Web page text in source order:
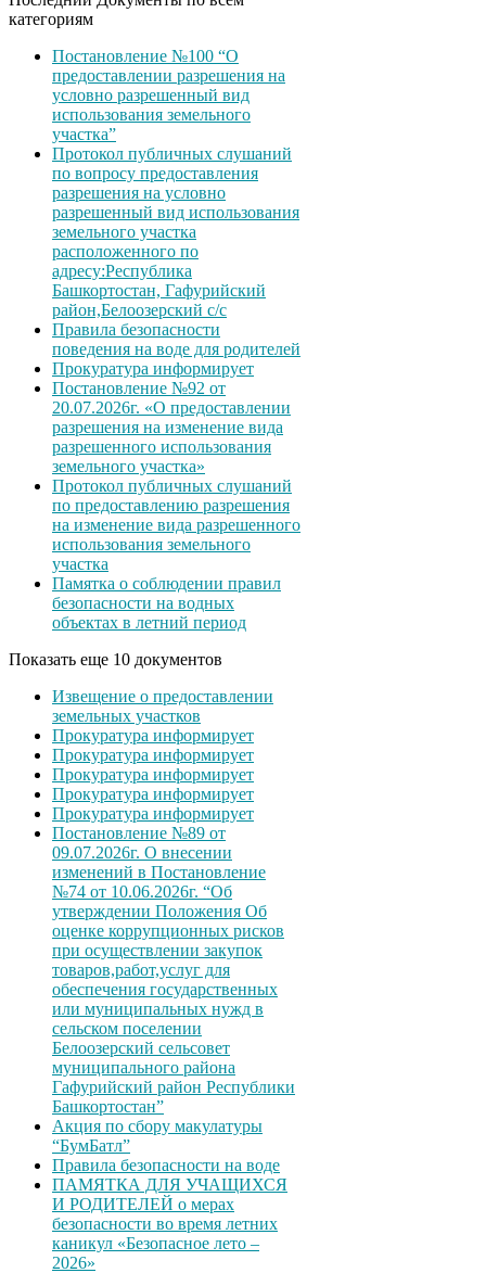
категориям
Постановление №100 “О
предоставлении разрешения на
условно разрешенный вид
использования земельного
участка”
Протокол публичных слушаний
по вопросу предоставления
разрешения на условно
разрешенный вид использования
земельного участка
расположенного по
адресу:Республика
Башкортостан, Гафурийский
район,Белоозерский с/с
Правила безопасности
поведения на воде для родителей
Прокуратура информирует
Постановление №92 от
20.07.2026г. «О предоставлении
разрешения на изменение вида
разрешенного использования
земельного участка»
Протокол публичных слушаний
по предоставлению разрешения
на изменение вида разрешенного
использования земельного
участка
Памятка о соблюдении правил
безопасности на водных
объектах в летний период
Показать еще 10 документов
Извещение о предоставлении
земельных участков
Прокуратура информирует
Прокуратура информирует
Прокуратура информирует
Прокуратура информирует
Прокуратура информирует
Постановление №89 от
09.07.2026г. О внесении
изменений в Постановление
№74 от 10.06.2026г. “Об
утверждении Положения Об
оценке коррупционных рисков
при осуществлении закупок
товаров,работ,услуг для
обеспечения государственных
или муниципальных нужд в
сельском поселении
Белоозерский сельсовет
муниципального района
Гафурийский район Республики
Башкортостан”
Акция по сбору макулатуры
“БумБатл”
Правила безопасности на воде
ПАМЯТКА ДЛЯ УЧАЩИХСЯ
И РОДИТЕЛЕЙ о мерах
безопасности во время летних
каникул «Безопасное лето –
2026»